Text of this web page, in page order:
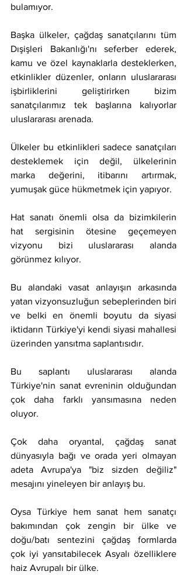
bulamıyor.
Başka ülkeler, çağdaş sanatçılarını tüm
Dışişleri Bakanlığı'nı seferber ederek,
kamu ve özel kaynaklarla desteklerken,
etkinlikler düzenler, onların uluslararası
işbirliklerini geliştirirken bizim
sanatçılarımız tek başlarına kalıyorlar
uluslararası arenada.
Ülkeler bu etkinlikleri sadece sanatçıları
desteklemek için değil, ülkelerinin
marka değerini, itibarını artırmak,
yumuşak güce hükmetmek için yapıyor.
Hat sanatı önemli olsa da bizimkilerin
hat sergisinin ötesine geçemeyen
vizyonu bizi uluslararası alanda
görünmez kılıyor.
Bu alandaki vasat anlayışın arkasında
yatan vizyonsuzluğun sebeplerinden biri
ve belki en önemli boyutu da siyasi
iktidarın Türkiye'yi kendi siyasi mahallesi
üzerinden yansıtma saplantısıdır.
Bu saplantı uluslararası alanda
Türkiye'nin sanat evreninin olduğundan
çok daha farklı yansımasına neden
oluyor.
Çok daha oryantal, çağdaş sanat
dünyasıyla bağı ve orada yeri olmayan
adeta Avrupa'ya "biz sizden değiliz"
mesajını yineleyen bir anlayış bu.
Oysa Türkiye hem sanat hem sanatçı
bakımından çok zengin bir ülke ve
doğu/batı sentezini çağdaş formlarda
çok iyi yansıtabilecek Asyalı özelliklere
haiz Avrupalı bir ülke.